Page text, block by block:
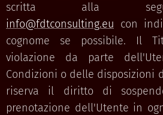
scritta alla
info@fdtconsulting.eu con
cognome se possibile. Il
violazione da parte
Condizioni o delle disposizioni
riserva il diritto di
prenotazione dell'Utente in